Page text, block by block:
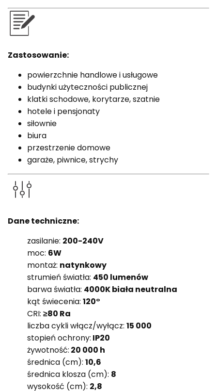
Zastosowanie:
powierzchnie handlowe i usługowe
budynki użyteczności publicznej
klatki schodowe, korytarze, szatnie
hotele i pensjonaty
siłownie
biura
przestrzenie domowe
garaże, piwnice, strychy
Dane techniczne:
zasilanie: 200-240V
moc: 6W
montaż: natynkowy
strumień światła: 450 lumenów
barwa światła: 4000K biała neutralna
kąt świecenia: 120°
CRI: ≥80 Ra
liczba cykli włącz/wyłącz: 15 000
stopień ochrony: IP20
żywotność: 20 000 h
średnica (cm): 10,6
średnica klosza (cm): 8
wysokość (cm): 2,8